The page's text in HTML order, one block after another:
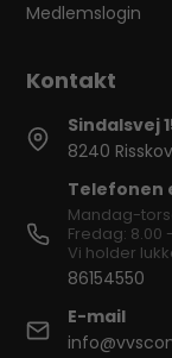
Medlemslogin
Sindalsvej
8240
Telefonen
Mandag-
Fredag: 8.00
Vi holder
86154550
E-mail